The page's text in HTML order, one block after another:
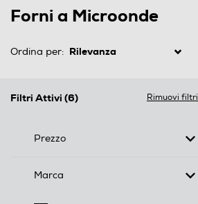
Forni a Microonde
Ordina per:
Filtri Attivi (6) Rimuovi filtri
Prezzo
Marca